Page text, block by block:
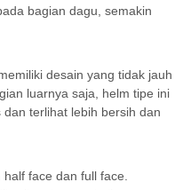
bagian dagu, semakin
desain yang tidak jauh
luarnya saja, helm tipe ini
terlihat lebih bersih dan
face dan full face.